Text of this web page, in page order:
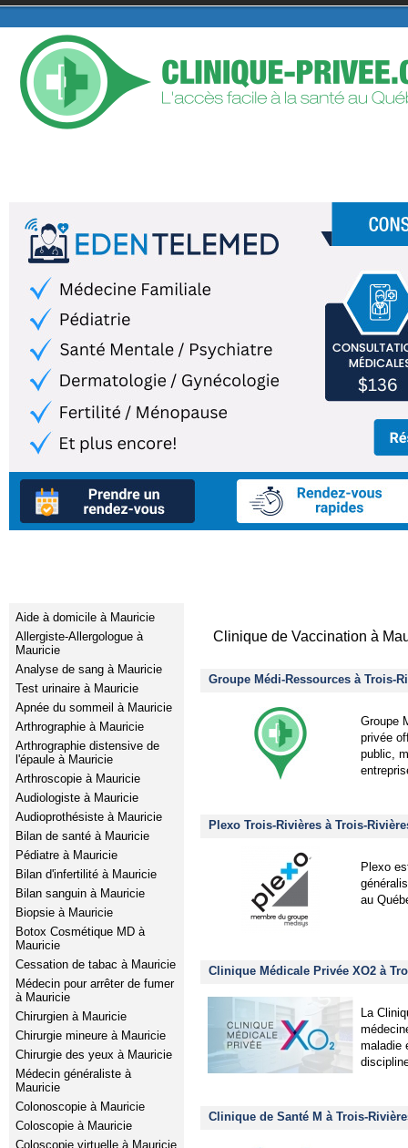
Aide à domicile à Mauricie
Allergiste-Allergologue à
Mauricie
Analyse de sang à Mauricie
Test urinaire à Mauricie
Apnée du sommeil à Mauricie
Arthrographie à Mauricie
Arthrographie distensive de
l'épaule à Mauricie
Arthroscopie à Mauricie
Audiologiste à Mauricie
Audioprothésiste à Mauricie
Bilan de santé à Mauricie
Pédiatre à Mauricie
Bilan d'infertilité à Mauricie
Bilan sanguin à Mauricie
Biopsie à Mauricie
Botox Cosmétique MD à
Mauricie
Cessation de tabac à Mauricie
Médecin pour arrêter de fumer
à Mauricie
Chirurgien à Mauricie
Chirurgie mineure à Mauricie
Chirurgie des yeux à Mauricie
Médecin généraliste à
Mauricie
Colonoscopie à Mauricie
Coloscopie à Mauricie
Coloscopie virtuelle à Mauricie
Clinique de Vaccination à
Groupe Médi-Ressources à Trois-
Groupe
privée
public,
Plexo Trois-Rivières à Trois-
Plexo
au
Clinique Médicale Privée XO2 à
La
maladie
Clinique de Santé M à Trois-